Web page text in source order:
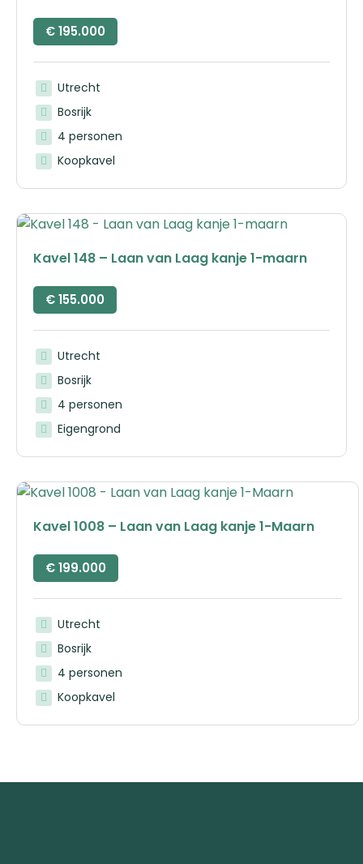
€195.000
Utrecht
Bosrijk
4 personen
Koopkavel
Kavel 148 – Laan van Laag kanje 1-maarn
€155.000
Utrecht
Bosrijk
4 personen
Eigengrond
Kavel 1008 – Laan van Laag kanje 1-Maarn
€199.000
Utrecht
Bosrijk
4 personen
Koopkavel